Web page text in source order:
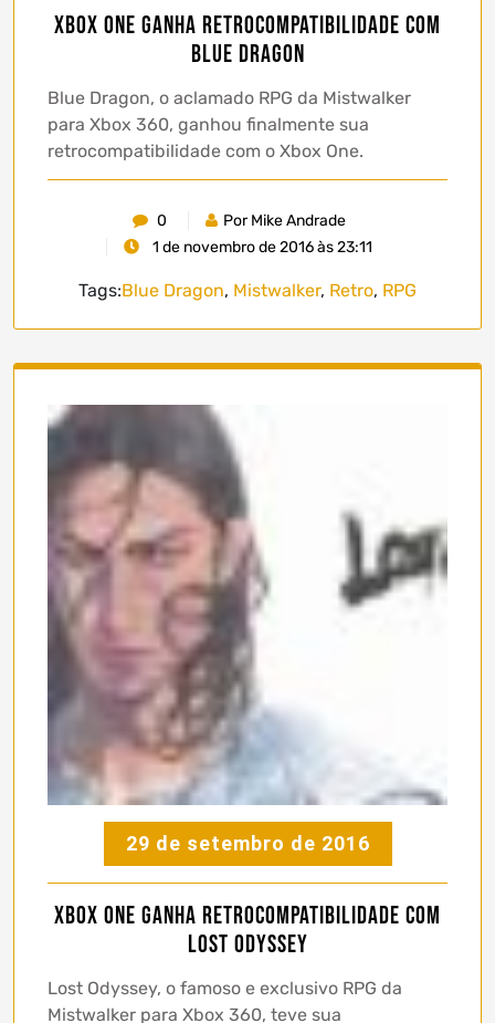
Xbox One ganha retrocompatibilidade com
Blue Dragon
Blue Dragon, o aclamado RPG da Mistwalker
para Xbox 360, ganhou finalmente sua
retrocompatibilidade com o Xbox One.
0
Por Mike Andrade
1 de novembro de 2016 às 23:11
Tags:Blue Dragon, Mistwalker, Retro, RPG
29 de setembro de 2016
Xbox One ganha retrocompatibilidade com
Lost Odyssey
Lost Odyssey, o famoso e exclusivo RPG da
Mistwalker para Xbox 360, teve sua